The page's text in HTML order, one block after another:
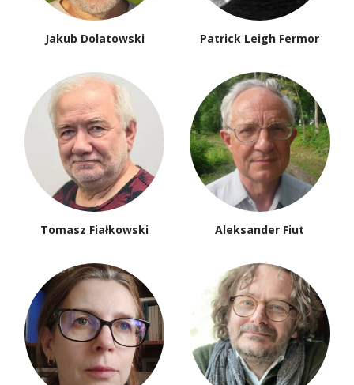
Jakub Dolatowski Patrick Leigh Fermor
Tomasz Fiałkowski Aleksander Fiut